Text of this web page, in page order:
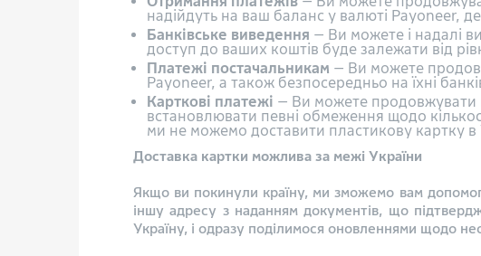
надійдуть на ваш баланс у валюті Payoneer,
Банківське виведення — Ви можете і надалі
доступ до ваших коштів буде залежати від
Платежі постачальникам — Ви можете
Payoneer, а також безпосередньо на їхні
Карткові платежі — Ви можете продовжувати
встановлювати певні обмеження щодо
ми не можемо доставити пластикову картку в
Доставка картки можлива за межі України
Якщо ви покинули країну, ми зможемо вам
іншу адресу з наданням документів, що
Україну, і одразу поділимося оновленнями щодо